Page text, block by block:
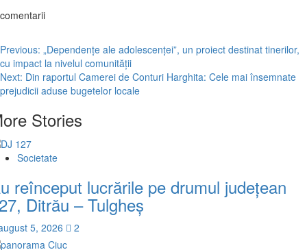
comentarii
Post
navigation
Previous: „Dependenţe ale adolescenţei”, un proiect destinat tinerilor,
cu impact la nivelul comunităţii
Next: Din raportul Camerei de Conturi Harghita: Cele mai însemnate
prejudicii aduse bugetelor locale
Stories
Societate
reînceput lucrările pe drumul judeţean
Ditrău – Tulgheş
5, 2026 2